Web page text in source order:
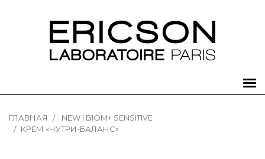
ГЛАВНАЯ
NEW | BIOM+ SENSITIVE
КРЕМ «НУТРИ-БАЛАНС»